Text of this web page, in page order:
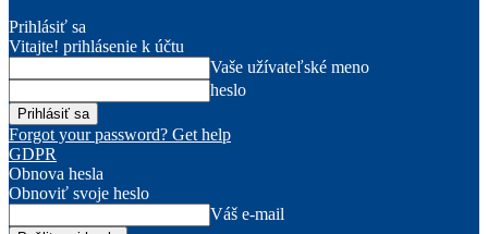
Prihlásiť sa
Vitajte! prihlásenie k účtu
Vaše užívateľské meno
heslo
Forgot your password? Get help
GDPR
Obnova hesla
Obnoviť svoje heslo
Váš e-mail